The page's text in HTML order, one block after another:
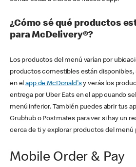
¿Cómo sé qué productos
para McDelivery®?
Los productos del menú varían por
productos comestibles están
en elapp de McDonald'sy verás los
entrega por Uber Eats en el app cuando
menú inferior. También puedes abrir tus
Grubhub o Postmates para ver si hay un
cerca de ti y explorar productos del menú
Mobile Order & Pay